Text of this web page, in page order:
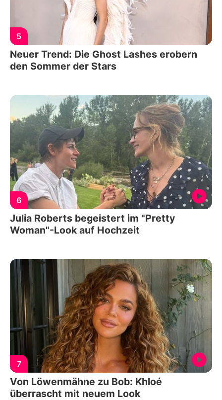
5
Neuer Trend: Die Ghost Lashes erobern
den Sommer der Stars
6
Julia Roberts begeistert im "Pretty
Woman"-Look auf Hochzeit
7
Von Löwenmähne zu Bob: Khloé
überrascht mit neuem Look